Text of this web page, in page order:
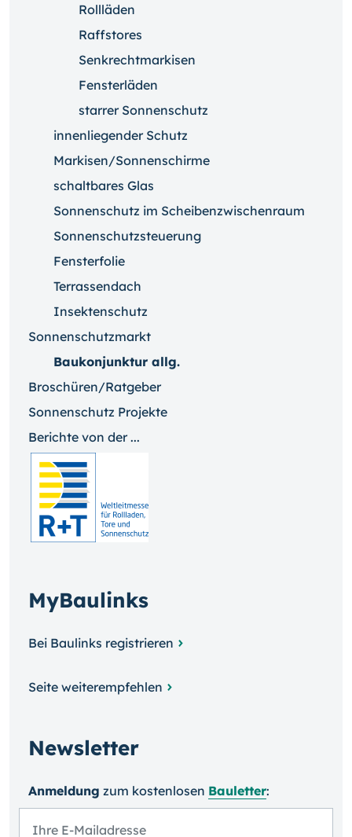
Rollläden
Raffstores
Senkrechtmarkisen
Fensterläden
starrer Sonnenschutz
innenliegender Schutz
Markisen/Sonnenschirme
schaltbares Glas
Sonnenschutz im Scheibenzwischenraum
Sonnenschutzsteuerung
Fensterfolie
Terrassendach
Insektenschutz
Sonnenschutzmarkt
Baukonjunktur allg.
Broschüren/Ratgeber
Sonnenschutz Projekte
Berichte von der ...
MyBaulinks
Bei Baulinks registrieren
Seite weiterempfehlen
Newsletter
Anmeldung zum kosten­losen Bauletter: